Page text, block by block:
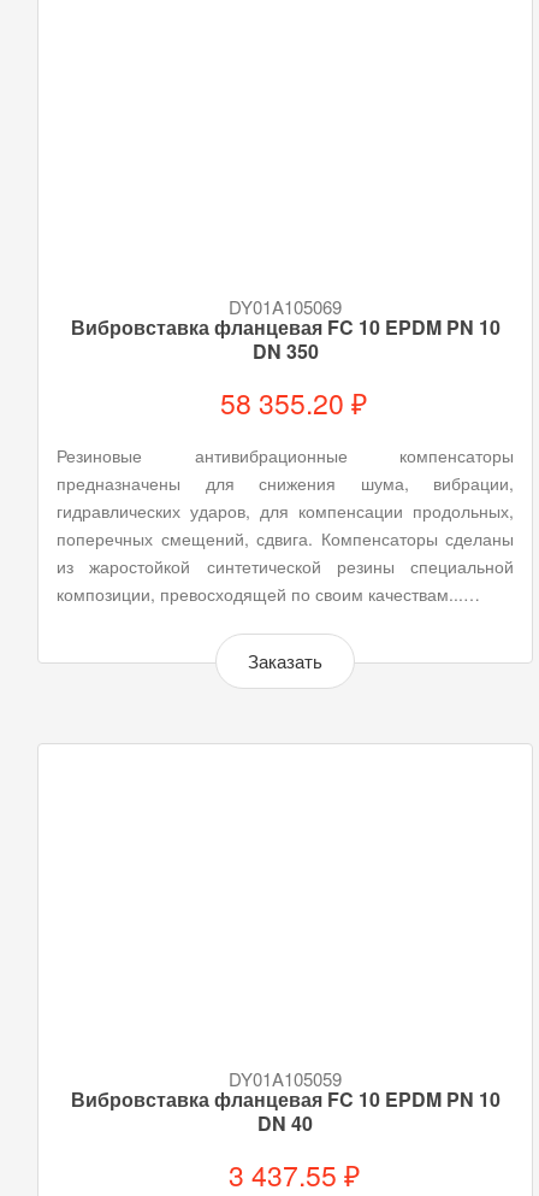
DY01A105069
Вибровставка фланцевая FC 10 EPDM PN 10
DN 350
58 355.20 ₽
Резиновые антивибрационные компенсаторы
предназначены для снижения шума, вибрации,
гидравлических ударов, для компенсации продольных,
поперечных смещений, сдвига. Компенсаторы сделаны
из жаростойкой синтетической резины специальной
композиции, превосходящей по своим качествам...…
Заказать
DY01A105059
Вибровставка фланцевая FC 10 EPDM PN 10
DN 40
3 437.55 ₽